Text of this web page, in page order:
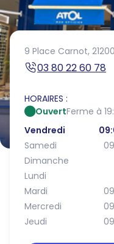
9 Place Carnot,
03 80 22 60 78
HORAIRES :
OuvertFerme à
Vendredi
Samedi
Dimanche
Lundi
Mardi
Mercredi
Jeudi